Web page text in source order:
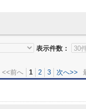
表示件数：
<<前へ 1 2 3 次へ>>